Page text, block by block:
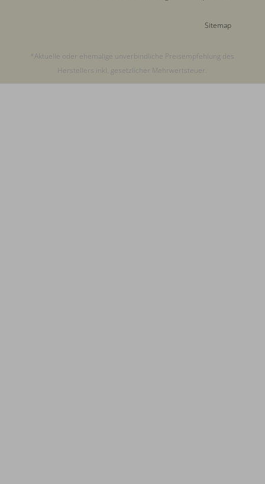
Sitemap
*Aktuelle oder ehemalige unverbindliche Preisempfehlung des
Herstellers inkl. gesetzlicher Mehrwertsteuer.